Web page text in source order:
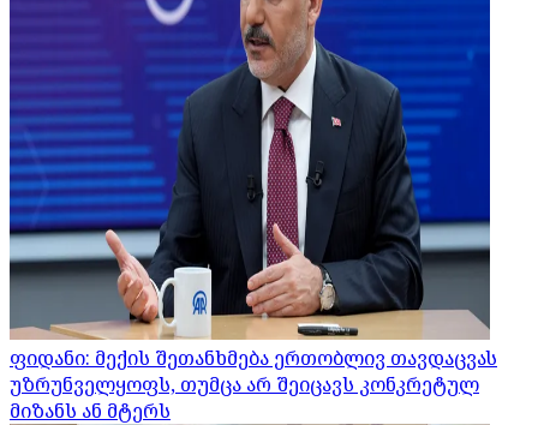
ფიდანი: მექის შეთანხმება ერთობლივ თავდაცვას
უზრუნველყოფს, თუმცა არ შეიცავს კონკრეტულ
მიზანს ან მტერს